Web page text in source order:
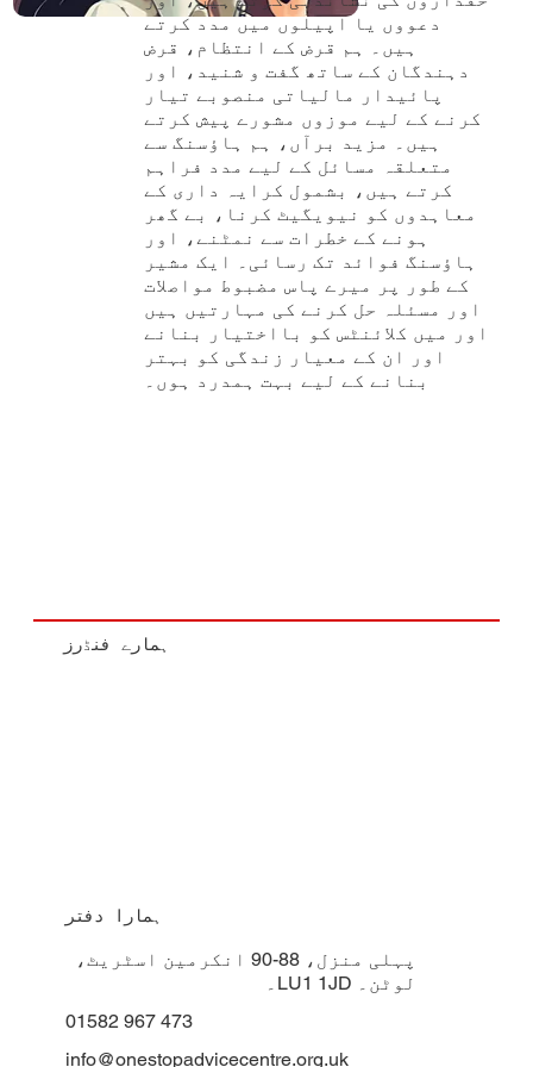
دعووں یا اپیلوں میں مدد کرتے
ہیں۔ ہم قرض کے انتظام، قرض
دہندگان کے ساتھ گفت و شنید، اور
پائیدار مالیاتی منصوبے تیار
کرنے کے لیے موزوں مشورے پیش کرتے
ہیں۔ مزید برآں، ہم ہاؤسنگ سے
متعلقہ مسائل کے لیے مدد فراہم
کرتے ہیں، بشمول کرایہ داری کے
معاہدوں کو نیویگیٹ کرنا، بے گھر
ہونے کے خطرات سے نمٹنے، اور
ہاؤسنگ فوائد تک رسائی۔ ایک مشیر
کے طور پر میرے پاس مضبوط مواصلات
اور مسئلہ حل کرنے کی مہارتیں ہیں
اور میں کلائنٹس کو بااختیار بنانے
اور ان کے معیار زندگی کو بہتر
بنانے کے لیے بہت ہمدرد ہوں۔
ہمارے فنڈرز
ہمارا دفتر
پہلی منزل، 88-90 انکرمین اسٹریٹ،
لوٹن۔ LU1 1JD۔
01582 967 473
info@onestopadvicecentre.org.uk